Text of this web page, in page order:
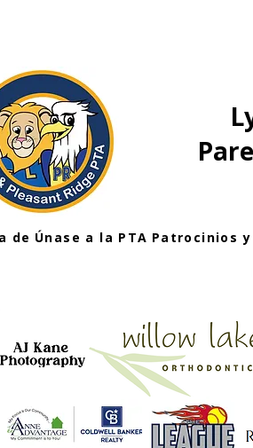
de Únase a la PTA Patrocinios